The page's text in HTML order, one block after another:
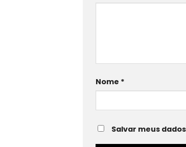
Nome *
Salvar meus